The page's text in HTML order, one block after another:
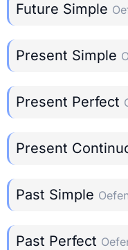
Future Simple
Present Simple
Present Perfect
Present
Past Simple
Past Perfect